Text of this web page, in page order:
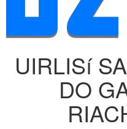
UIRLISí
DO